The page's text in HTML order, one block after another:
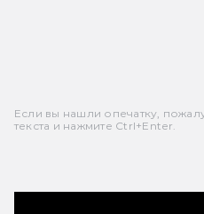
Если вы нашли опечатку,
текста и нажмите Ctrl+Enter.